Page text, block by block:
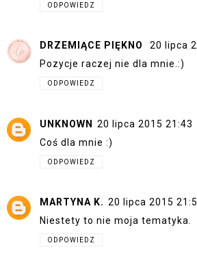
ODPOWIEDZ
DRZEMIĄCE PIĘKNO
20 lipca
Pozycje raczej nie dla mnie.:)
ODPOWIEDZ
UNKNOWN 20 lipca 2015 21:43
Coś dla mnie :)
ODPOWIEDZ
MARTYNA K. 20 lipca 2015
Niestety to nie moja tematyka.
ODPOWIEDZ